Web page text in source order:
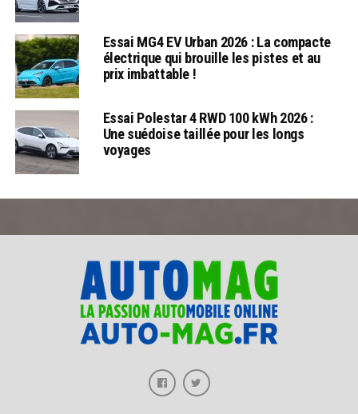
Essai MG4 EV Urban 2026 : La compacte
électrique qui brouille les pistes et au
prix imbattable !
Essai Polestar 4 RWD 100 kWh 2026 :
Une suédoise taillée pour les longs
voyages